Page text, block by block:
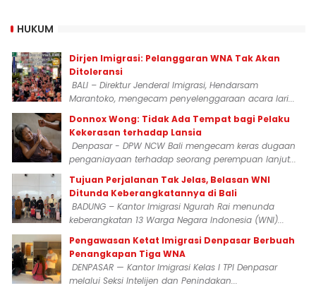
HUKUM
Dirjen Imigrasi: Pelanggaran WNA Tak Akan
Ditoleransi
BALI – Direktur Jenderal Imigrasi, Hendarsam
Marantoko, mengecam penyelenggaraan acara lari...
Donnox Wong: Tidak Ada Tempat bagi Pelaku
Kekerasan terhadap Lansia
Denpasar - DPW NCW Bali mengecam keras dugaan
penganiayaan terhadap seorang perempuan lanjut...
Tujuan Perjalanan Tak Jelas, Belasan WNI
Ditunda Keberangkatannya di Bali
BADUNG – Kantor Imigrasi Ngurah Rai menunda
keberangkatan 13 Warga Negara Indonesia (WNI)...
Pengawasan Ketat Imigrasi Denpasar Berbuah
Penangkapan Tiga WNA
DENPASAR — Kantor Imigrasi Kelas I TPI Denpasar
melalui Seksi Intelijen dan Penindakan...